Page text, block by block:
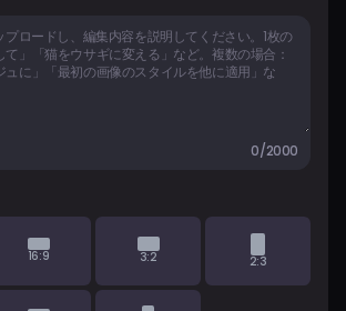
0/2000
16:9 3:2 2:3